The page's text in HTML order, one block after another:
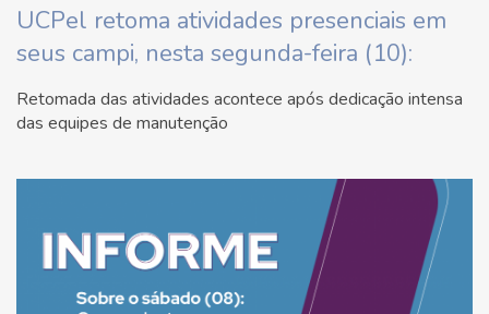
UCPel retoma atividades presenciais em
seus campi, nesta segunda-feira (10):
Retomada das atividades acontece após dedicação intensa
das equipes de manutenção